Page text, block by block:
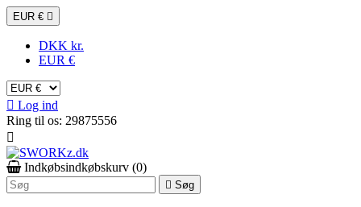
EUR € 
DKK kr.
EUR €
 Log ind
Ring til os: 29875556

Indkøbsindkøbskurv (0)
 Søg